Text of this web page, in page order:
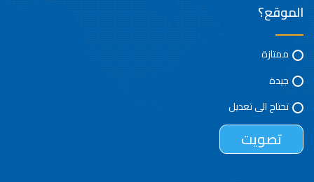
الموقع؟
ممتازة
جيدة
تحتاج الى تعديل